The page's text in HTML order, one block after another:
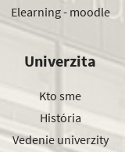
Elearning - moodle
Univerzita
Kto sme
História
Vedenie univerzity